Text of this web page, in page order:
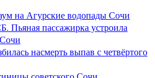
на Агурские водопады Сочи
Пьяная пассажирка устроила
насмерть выпав с четвёртого